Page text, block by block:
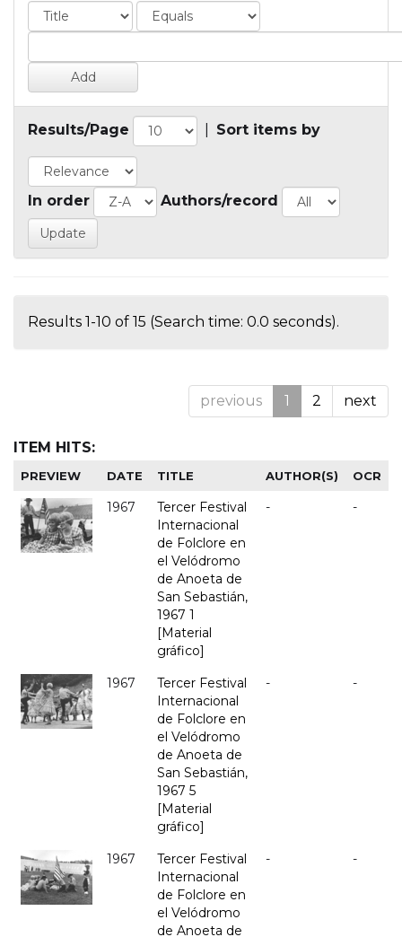
Results/Page Sort items by
In order Authors/record
Results 1-10 of 15 (Search time: 0.0 seconds).
previous 1 2 next
ITEM HITS:
PREVIEW DATE TITLE AUTHOR(S) OCR
1967
Tercer Festival
Internacional
de Folclore en
el Velódromo
de Anoeta de
San Sebastián,
1967 1
[Material
gráfico]
- -
1967
Tercer Festival
Internacional
de Folclore en
el Velódromo
de Anoeta de
San Sebastián,
1967 5
[Material
gráfico]
- -
1967
Tercer Festival
Internacional
de Folclore en
el Velódromo
de Anoeta de
- -